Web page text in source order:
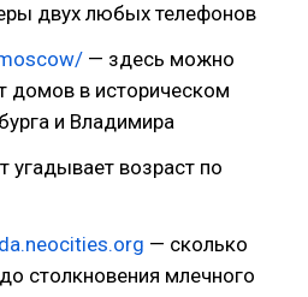
двух любых телефонов
— здесь можно
домов в историческом
и Владимира
угадывает возраст по
— сколько
столкновения млечного